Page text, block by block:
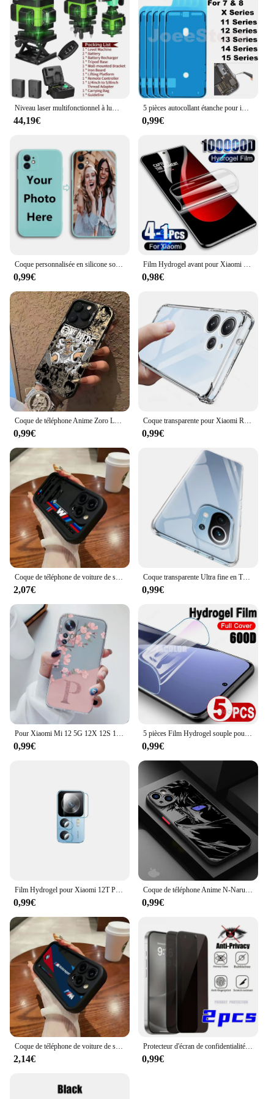
combined with its appealing design, make it an
irresistible product for sale. Whether you're a
beauty professional or a retailer, this set is sure to
meet the needs of your clients and boost your
business.
Niveau laser multifonctionnel à lumière verte 12/16 lignes 3 °/4D, machine à nivellement automatique, batterie au lithium, outil de descente, autocollant mural au sol niveau laser laser puissant laser niveaux tools
44,19€
5 pièces autocollant étanche pour iPhone 14 13 12 11 15 XS Pro Max X XR 8 7 Plus 3M joint adhésif pré-coupé LCD écran cadre bande colle
0,99€
Coque personnalisée en silicone souple pour iPhone, coque personnalisée, photo ou texte, cadeau de vacances ou d'anniversaire, 16, 15, 14, 13, 12, 11, X
0,99€
Film Hydrogel avant pour Xiaomi Mi 14 Ultra 14t 13t 13 Pro 12 12s Lite 12t 12X, protecteur d'écran HD souple, accessoires de téléphone, 4 à 1 pièces
0,98€
Coque de téléphone Anime Zoro Luffy, étui mat Anti-chute pour iPhone 16 15 14 13 12 11 mini Pro Max X XR XSMAX 8 Plus, pièces en P
0,99€
Coque transparente pour Xiaomi Redmi 12 12c Note 12s 12 Pro 12r 12t Note12 Pro Plus + 12 C, housse de téléphone en Silicone souple antichoc épaisse
0,99€
Coque de téléphone de voiture de sport de luxe, étui arrière en TPU souple pour iPhone 16 15 14 13 12 11 Pro Max Mini XR XS X 7 8 6 6s Plus
2,07€
Coque transparente Ultra fine en TPU pour Xiaomi Mi 10T Pro 11 11i 11T Mi11 lite NE 5G 12 12T 12S 12X 13 Pro 10 lite 10s
0,99€
Pour Xiaomi Mi 12 5G 12X 12S 12 Lite Coque de téléphone souple mince luxe A-Z lettres couverture Funda pare-chocs pour Xiaomi 12 Coque transparente
0,99€
5 pièces Film Hydrogel souple pour Xiaomi 12S 12X 12 Pro Ultra protecteur d'écran protecteurs d'écran de Gel d'eau 12X S 12SUltra 12SPro 600D
0,99€
0,99€ 0,99€
2,14€
Protecteur d'écran de confidentialité, 2 pièces, pour iPhone 16 15 14 Pro Max 11 12 13 Pro Mini revêtement hydrophobe, verre trempé haute définition
0,99€